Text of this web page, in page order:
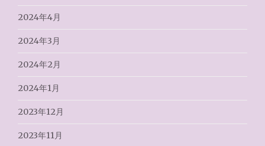
2024年4月
2024年3月
2024年2月
2024年1月
2023年12月
2023年11月